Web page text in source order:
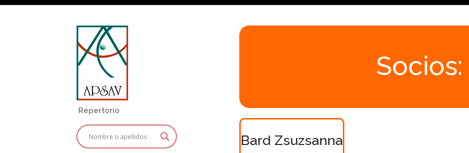
Repertorio
Socios:
Bard Zsuzsanna